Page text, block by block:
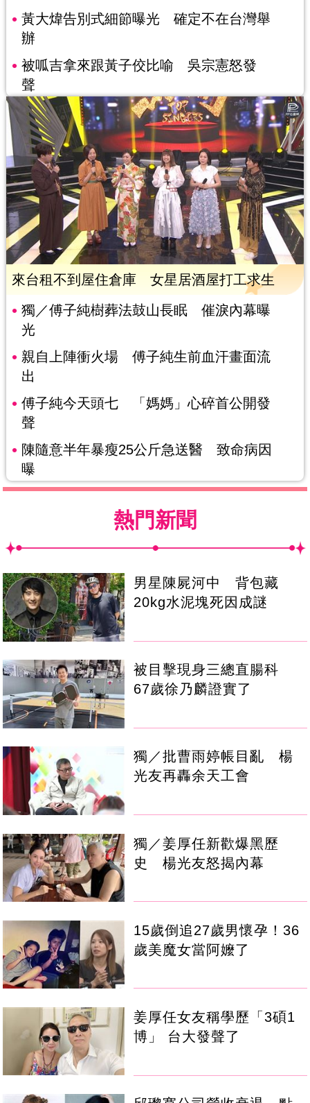
黃大煒告別式細節曝光 確定不在台灣舉
辦
被呱吉拿來跟黃子佼比喻 吳宗憲怒發
聲
來台租不到屋住倉庫 女星居酒屋打工求生
獨／傅子純樹葬法鼓山長眠 催淚內幕曝
光
親自上陣衝火場 傅子純生前血汗畫面流
出
傅子純今天頭七 「媽媽」心碎首公開發
聲
陳隨意半年暴瘦25公斤急送醫 致命病因
曝
熱門新聞
男星陳屍河中 背包藏
20kg水泥塊死因成謎
被目擊現身三總直腸科
67歲徐乃麟證實了
獨／批曹雨婷帳目亂 楊
光友再轟余天工會
獨／姜厚任新歡爆黑歷
史 楊光友怒揭內幕
15歲倒追27歲男懷孕！36
歲美魔女當阿嬤了
姜厚任女友稱學歷「3碩1
博」 台大發聲了